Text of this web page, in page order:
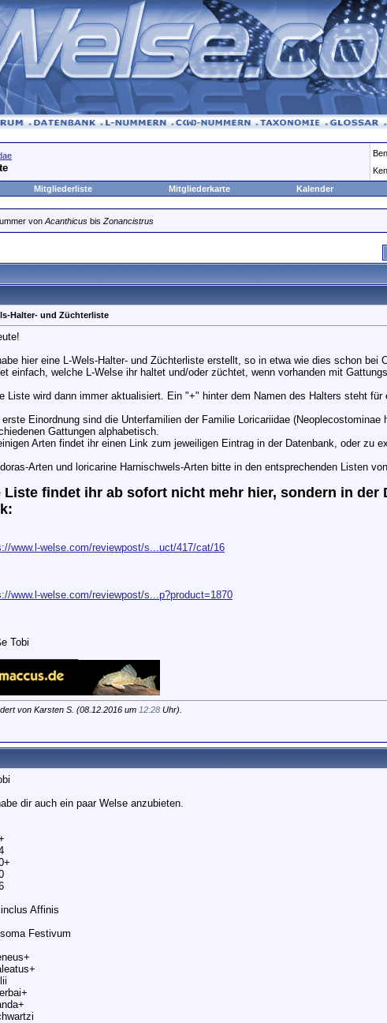
Mitgliederliste Mitgliederkarte Kalender
von Acanthicus bis Zonancistrus
Halter- und Züchterliste
hier eine L-Wels-Halter- und Züchterliste erstellt, so in etwa wie dies schon bei
einfach, welche L-Welse ihr haltet und/oder züchtet, wenn vorhanden mit
Liste wird dann immer aktualisiert. Ein "+" hinter dem Namen des Halters steht für
erste Einordnung sind die Unterfamilien der Familie Loricariidae (Neoplecostominae
Gattungen alphabetisch.
Arten findet ihr einen Link zum jeweiligen Eintrag in der Datenbank, oder zu
Arten und loricarine Harnischwels-Arten bitte in den entsprechenden Listen
Liste findet ihr ab sofort nicht mehr hier, sondern in der
www.l-welse.com/reviewpost/s...uct/417/cat/16
www.l-welse.com/reviewpost/s...p?product=1870
Tobi
von Karsten S. (08.12.2016 um 12:28 Uhr).
dir auch ein paar Welse anzubieten.
Affinis
Festivum